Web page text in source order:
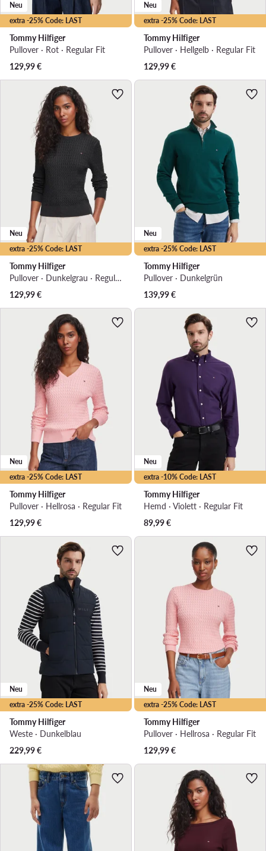
extra -25% Code: LAST
Neu
Tommy Hilfiger
Pullover · Rot · Regular Fit
129,99€
extra -25% Code: LAST
Neu
Tommy Hilfiger
Pullover · Hellgelb · Regular Fit
129,99€
extra -25% Code: LAST
Neu
Tommy Hilfiger
Pullover · Dunkelgrau · Regular Fit
129,99€
extra -25% Code: LAST
Neu
Tommy Hilfiger
Pullover · Dunkelgrün
139,99€
extra -25% Code: LAST
Neu
Tommy Hilfiger
Pullover · Hellrosa · Regular Fit
129,99€
extra -10% Code: LAST
Neu
Tommy Hilfiger
Hemd · Violett · Regular Fit
89,99€
extra -25% Code: LAST
Neu
Tommy Hilfiger
Weste · Dunkelblau
229,99€
extra -25% Code: LAST
Neu
Tommy Hilfiger
Pullover · Hellrosa · Regular Fit
129,99€